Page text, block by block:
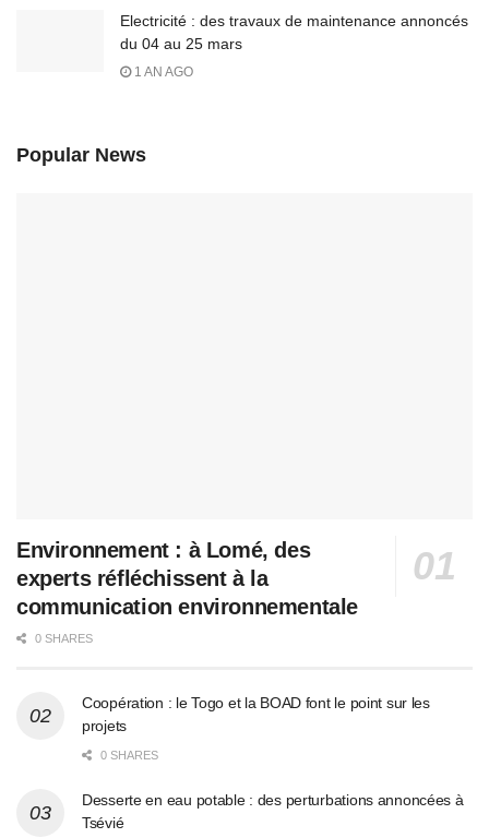
Electricité : des travaux de maintenance annoncés
du 04 au 25 mars
1 AN AGO
Popular News
Environnement : à Lomé, des
experts réfléchissent à la
communication environnementale
0 SHARES
Coopération : le Togo et la BOAD font le point sur les
projets
0 SHARES
Desserte en eau potable : des perturbations annoncées à
Tsévié